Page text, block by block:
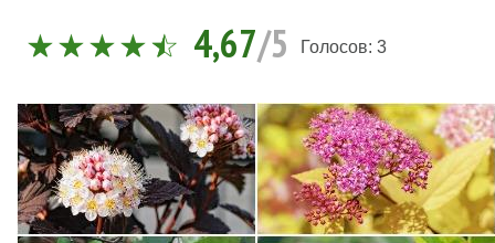
4,67/5 Голосов: 3